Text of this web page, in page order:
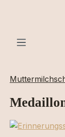
Zum Hauptinhalt